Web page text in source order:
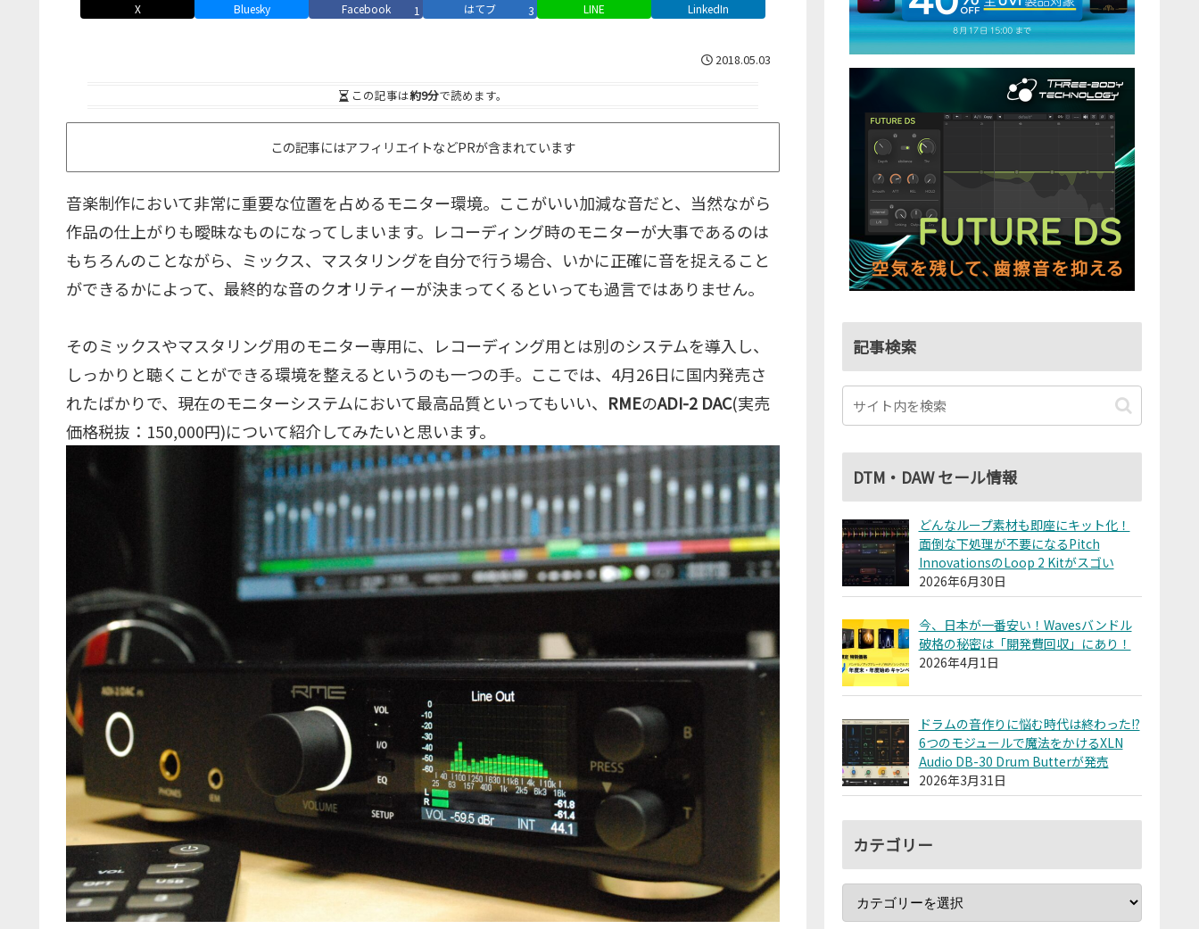
X Bluesky Facebook 1 はてブ 3 LINE LinkedIn
2018.05.03
この記事は約9分で読めます。
この記事にはアフィリエイトなどPRが含まれています
音楽制作において非常に重要な位置を占めるモニター環境。ここがいい加減な音だと、当然ながら
作品の仕上がりも曖昧なものになってしまいます。レコーディング時のモニターが大事であるのは
もちろんのことながら、ミックス、マスタリングを自分で行う場合、いかに正確に音を捉えること
ができるかによって、最終的な音のクオリティーが決まってくるといっても過言ではありません。
そのミックスやマスタリング用のモニター専用に、レコーディング用とは別のシステムを導入し、
しっかりと聴くことができる環境を整えるというのも一つの手。ここでは、4月26日に国内発売さ
れたばかりで、現在のモニターシステムにおいて最高品質といってもいい、 RMEのADI-2 DAC(実売
価格税抜：150,000円)について紹介してみたいと思います。
記事検索
DTM・DAW セール情報
どんなループ素材も即座にキット化！
面倒な下処理が不要になるPitch
InnovationsのLoop 2 Kitがスゴい
2026年6月30日
今、日本が一番安い！Wavesバンドル
破格の秘密は「開発費回収」にあり！
2026年4月1日
ドラムの音作りに悩む時代は終わった!?
6つのモジュールで魔法をかけるXLN
Audio DB-30 Drum Butterが発売
2026年3月31日
カテゴリー